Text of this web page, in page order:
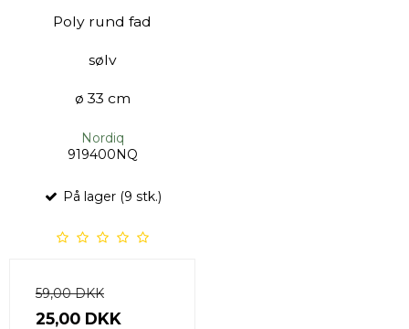
Poly rund fad
sølv
ø 33 cm
Nordiq
919400NQ
På lager (9 stk.)
59,00 DKK
25,00 DKK